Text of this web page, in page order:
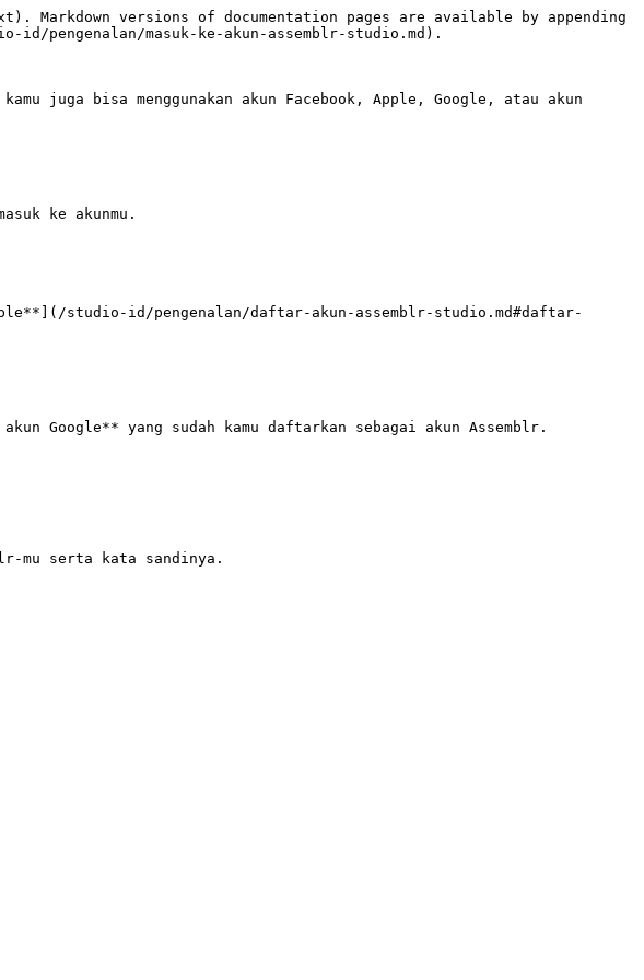
versions of documentation pages are available by appending
pengenalan/masuk-ke-akun-assemblr-studio.md).
juga bisa menggunakan akun Facebook, Apple, Google, atau akun
ke akunmu.
studio-id/pengenalan/daftar-akun-assemblr-studio.md#daftar-
Google** yang sudah kamu daftarkan sebagai akun Assemblr.
mu serta kata sandinya.